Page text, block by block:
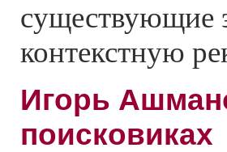
существующие
контекстную
Игорь
поисковиках